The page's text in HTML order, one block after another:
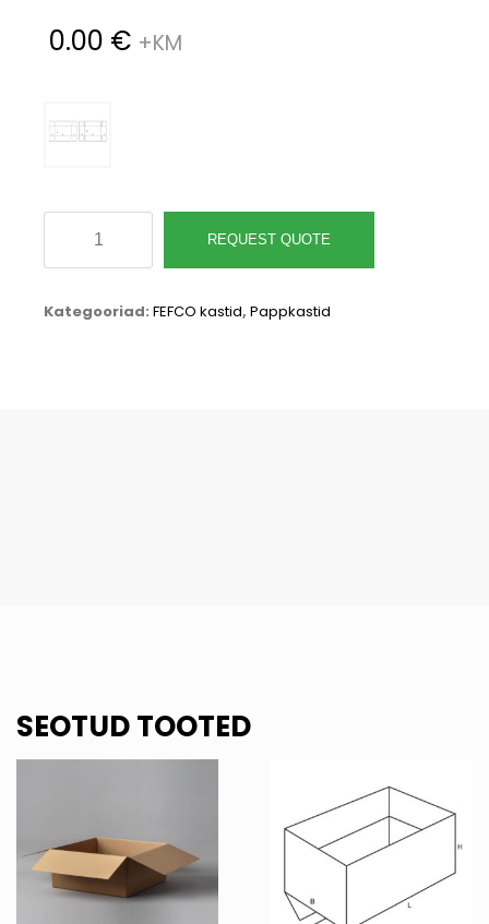
0.00 €
REQUEST QUOTE
Kategooriad: FEFCO kastid, Pappkastid
SEOTUD TOOTED